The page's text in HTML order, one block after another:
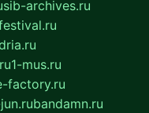
sib-archives.ru
1-mus.ru
factory.ru
bandamn.ru